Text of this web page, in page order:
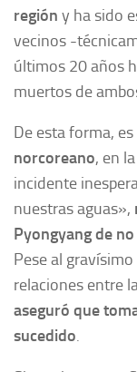
región y ha sido
vecinos -
últimos 20 años
muertos de
De esta forma,
norcoreano, en
incidente
nuestras aguas»,
Pyongyang de
Pese al
relaciones entre
aseguró que
sucedido.